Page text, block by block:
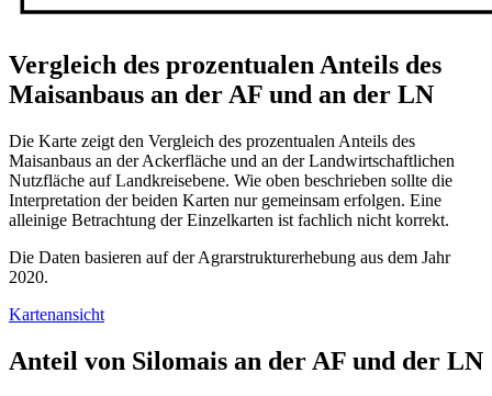
Vergleich des prozentualen Anteils des
Maisanbaus an der AF und an der LN
Die Karte zeigt den Vergleich des prozentualen Anteils des
Maisanbaus an der Ackerfläche und an der Landwirtschaftlichen
Nutzfläche auf Landkreisebene. Wie oben beschrieben sollte die
Interpretation der beiden Karten nur gemeinsam erfolgen. Eine
alleinige Betrachtung der Einzelkarten ist fachlich nicht korrekt.
Die Daten basieren auf der Agrarstrukturerhebung aus dem Jahr
2020.
Kartenansicht
Anteil von Silomais an der AF und der LN